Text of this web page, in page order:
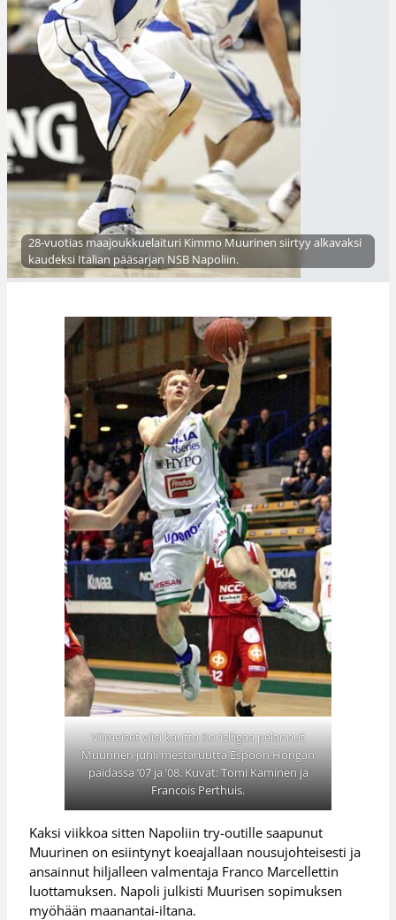
28-vuotias maajoukkuelaituri Kimmo Muurinen siirtyy alkavaksi
kaudeksi Italian pääsarjan NSB Napoliin.
Viimeiset viisi kautta Korisliigaa pelannut
Muurinen juhli mestaruutta Espoon Hongan
paidassa ’07 ja ’08. Kuvat: Tomi Kaminen ja
Francois Perthuis.
Kaksi viikkoa sitten Napoliin try-outille saapunut
Muurinen on esiintynyt koeajallaan nousujohteisesti ja
ansainnut hiljalleen valmentaja Franco Marcellettin
luottamuksen. Napoli julkisti Muurisen sopimuksen
myöhään maanantai-iltana.